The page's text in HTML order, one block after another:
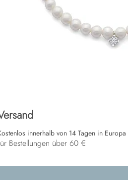
innerhalb von 14 Tagen in Europa
Bestellungen über 60 €